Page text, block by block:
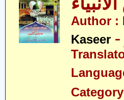
Author :
Kaseer